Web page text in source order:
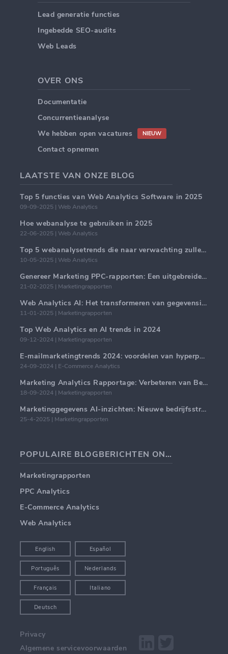
Lead generatie functies
Ingebedde SEO-audits
Web Leads
OVER ONS
Documentatie
Concurrentieanalyse
We hebben open vacatures
NIEUW
Contact opnemen
LAATSTE VAN ONZE BLOG
Top 5 functies van Web Analytics Software in 2025
09-09-2025 | Web Analytics
Hoe webanalyse te gebruiken in 2025
22-06-2025 | Web Analytics
Top 5 webanalysetrends die naar verwachting zullen domineren in 2025
10-05-2025 | Web Analytics
Genereer Marketing PPC-rapporten: Een uitgebreide handleiding
21-02-2025 | Marketingrapporten
Web Analytics AI: Het transformeren van gegevensinzichten met precisie
11-01-2025 | Marketingrapporten
Top Web Analytics en AI trends in 2024
09-12-2024 | Marketingrapporten
E-mailmarketingtrends 2024: voordelen van hyperpersonalisatie
24-09-2024 | E-Commerce Analytics
Marketing Analytics Rapportage: Verbeteren van Bedrijfsinzichten
18-09-2024 | Marketingrapporten
Marketinggegevens AI-inzichten: Nieuwe bedrijfsstrategieën voor 2024
25-4-2025 | Marketingrapporten
POPULAIRE BLOGBERICHTEN ONDERWERPEN
Marketingrapporten
PPC Analytics
E-Commerce Analytics
Web Analytics
English Español
Português Nederlands
Français Italiano
Deutsch
Privacy
Algemene servicevoorwaarden